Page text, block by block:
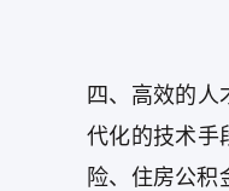
四、高效的
代化的技术手
险、住房公